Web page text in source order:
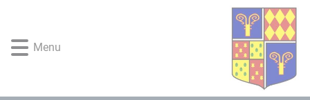
rapide
au
rapide
au
rapide
rapide
au
Menu